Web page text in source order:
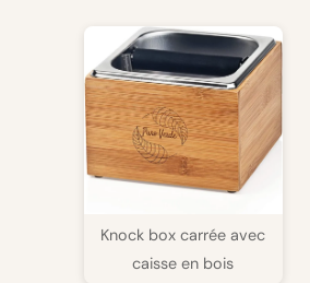
Knock box carrée avec
caisse en bois